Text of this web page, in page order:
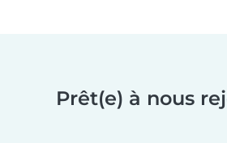
Prêt(e) à nous